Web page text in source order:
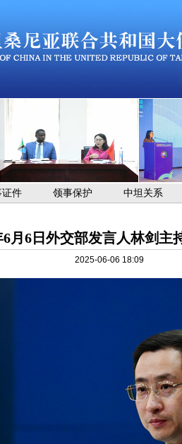
证件 领事保护 中坦关系
6月6日外交部发言人林剑主
2025-06-06 18:09